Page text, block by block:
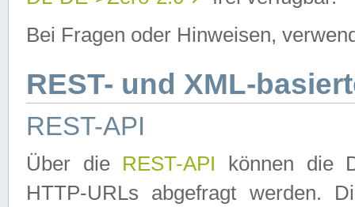
Bei Fragen oder Hinweisen,
REST- und XML-
REST-API
Über die REST-API können die
HTTP-URLs abgefragt werden.